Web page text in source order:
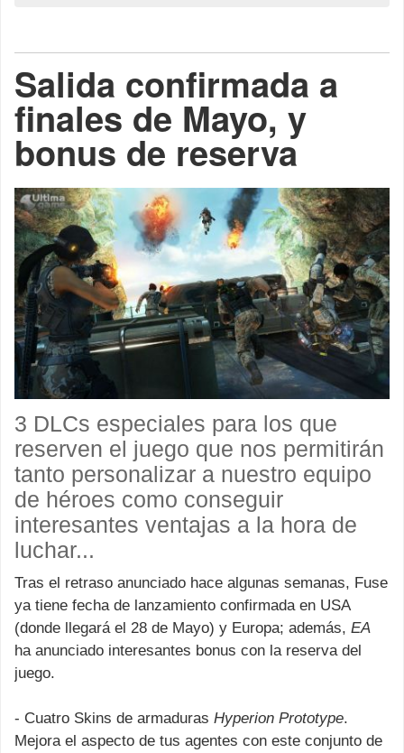
Salida confirmada a
finales de Mayo, y
bonus de reserva
3 DLCs especiales para los que
reserven el juego que nos permitirán
tanto personalizar a nuestro equipo
de héroes como conseguir
interesantes ventajas a la hora de
luchar...
Tras el retraso anunciado hace algunas semanas, Fuse
ya tiene fecha de lanzamiento confirmada en USA
(donde llegará el 28 de Mayo) y Europa; además, EA
ha anunciado interesantes bonus con la reserva del
juego.
- Cuatro Skins de armaduras Hyperion Prototype.
Mejora el aspecto de tus agentes con este conjunto de